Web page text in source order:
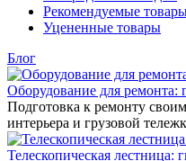
Рекомендуемые
Уцененные товары
Блог
Оборудование для ремонта:
Подготовка к ремонту
интерьера и грузовой
Телескопическая лестница: